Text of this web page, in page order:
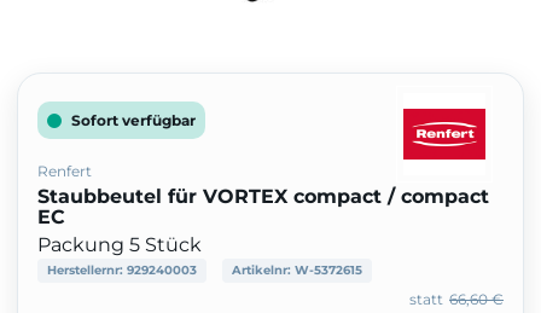
Sofort verfügbar
Renfert
Staubbeutel für VORTEX compact / compact
EC
Packung 5 Stück
Herstellernr: 929240003 Artikelnr: W-5372615
66,60 €
statt